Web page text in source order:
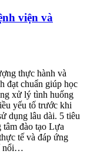
viện và
thực hành và
đạt chuẩn giúp học
xử lý tình huống
yếu tố trước khi
dụng lâu dài. 5 tiêu
đào tạo Lựa
tế và đáp ứng
nổi…